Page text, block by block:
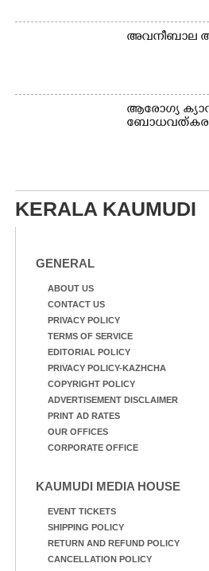
അവനീബാല
ആരോഗ്യ
KERALA KAUMUDI
GENERAL
ABOUT US
CONTACT US
PRIVACY POLICY
TERMS OF SERVICE
EDITORIAL POLICY
PRIVACY POLICY-KAZHCHA
COPYRIGHT POLICY
ADVERTISEMENT DISCLAIMER
PRINT AD RATES
OUR OFFICES
CORPORATE OFFICE
KAUMUDI MEDIA HOUSE
EVENT TICKETS
SHIPPING POLICY
RETURN AND REFUND POLICY
CANCELLATION POLICY